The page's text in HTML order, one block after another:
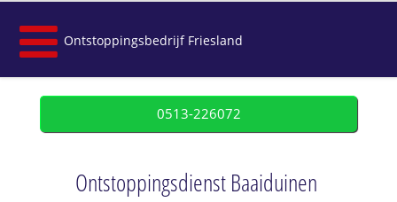
Ontstoppingsbedrijf Friesland
0513-226072
Ontstoppingsdienst Baaiduinen